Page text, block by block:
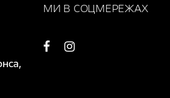
МИ В СОЦМЕРЕЖАХ